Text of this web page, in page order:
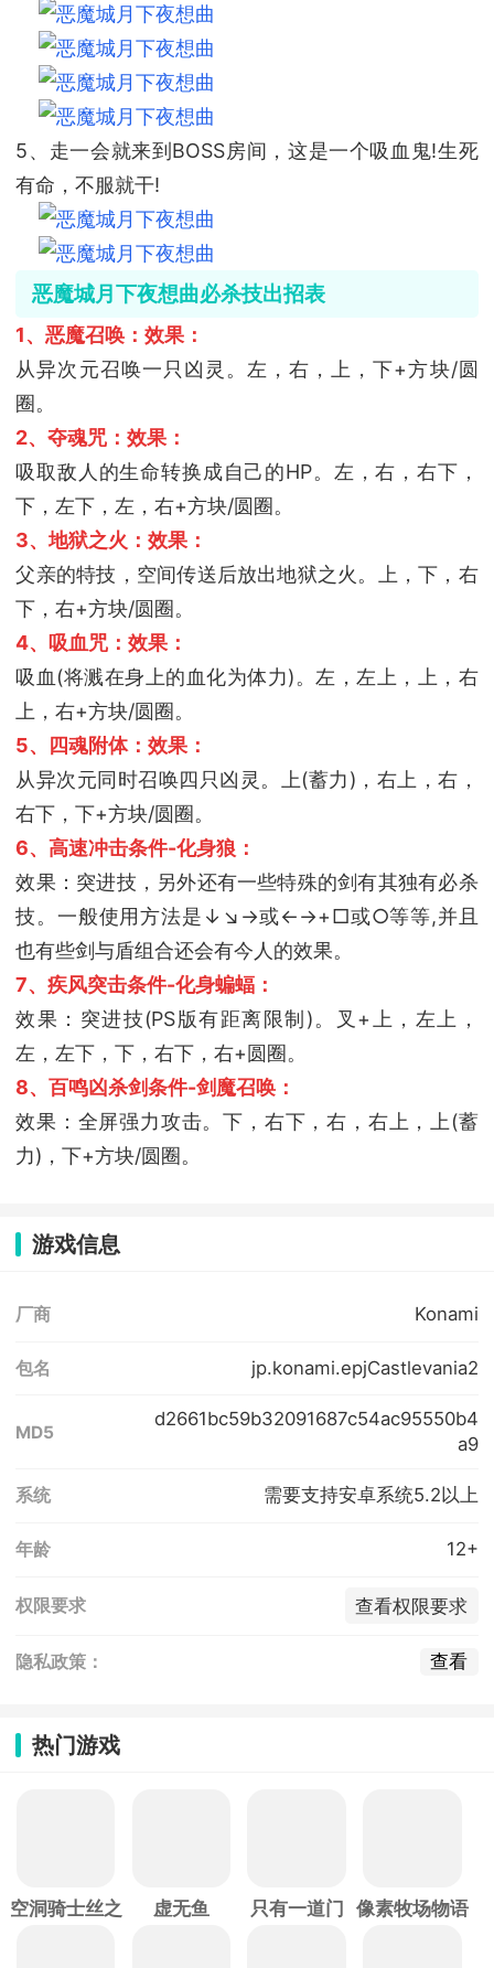
5、走一会就来到BOSS房间，这是一个吸血鬼!生死
有命，不服就干!
恶魔城月下夜想曲必杀技出招表
1、恶魔召唤：效果：
从异次元召唤一只凶灵。左，右，上，下+方块/圆
圈。
2、夺魂咒：效果：
吸取敌人的生命转换成自己的HP。左，右，右下，
下，左下，左，右+方块/圆圈。
3、地狱之火：效果：
父亲的特技，空间传送后放出地狱之火。上，下，右
下，右+方块/圆圈。
4、吸血咒：效果：
吸血(将溅在身上的血化为体力)。左，左上，上，右
上，右+方块/圆圈。
5、四魂附体：效果：
从异次元同时召唤四只凶灵。上(蓄力)，右上，右，
右下，下+方块/圆圈。
6、高速冲击条件-化身狼：
效果：突进技，另外还有一些特殊的剑有其独有必杀
技。一般使用方法是↓↘→或←→+□或○等等,并且
也有些剑与盾组合还会有今人的效果。
7、疾风突击条件-化身蝙蝠：
效果：突进技(PS版有距离限制)。叉+上，左上，
左，左下，下，右下，右+圆圈。
8、百鸣凶杀剑条件-剑魔召唤：
效果：全屏强力攻击。下，右下，右，右上，上(蓄
力)，下+方块/圆圈。
游戏信息
厂商 Konami
包名 jp.konami.epjCastlevania2
MD5
d2661bc59b32091687c54ac95550b4
a9
系统 需要支持安卓系统5.2以上
年龄 12+
权限要求 查看权限要求
隐私政策： 查看
热门游戏
空洞骑士丝之
虚无鱼 只有一道门 像素牧场物语